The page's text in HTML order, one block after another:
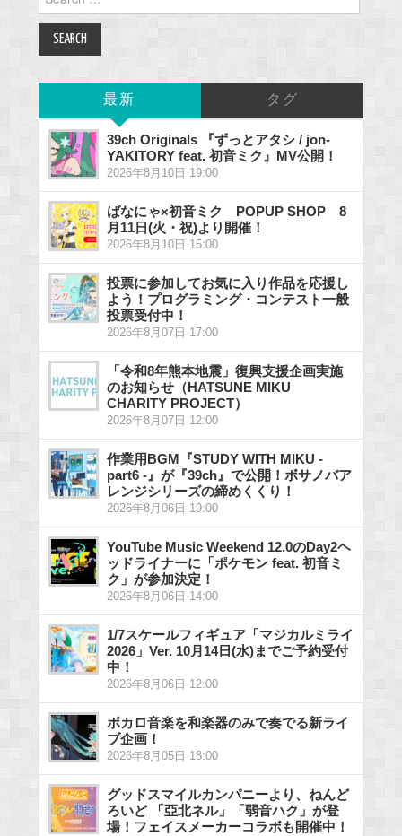
for:
最新 タグ
39ch Originals 『ずっとアタシ / jon-
YAKITORY feat. 初音ミク』MV公開！
2026年8月10日 19:00
ばなにゃ×初音ミク POPUP SHOP 8
月11日(火・祝)より開催！
2026年8月10日 15:00
投票に参加してお気に入り作品を応援し
よう！プログラミング・コンテスト一般
投票受付中！
2026年8月07日 17:00
「令和8年熊本地震」復興支援企画実施
のお知らせ（HATSUNE MIKU
CHARITY PROJECT）
2026年8月07日 12:00
作業用BGM『STUDY WITH MIKU -
part6 -』が『39ch』で公開！ボサノバア
レンジシリーズの締めくくり！
2026年8月06日 19:00
YouTube Music Weekend 12.0のDay2ヘ
ッドライナーに「ポケモン feat. 初音ミ
ク」が参加決定！
2026年8月06日 14:00
1/7スケールフィギュア「マジカルミライ
2026」Ver. 10月14日(水)までご予約受付
中！
2026年8月06日 12:00
ボカロ音楽を和楽器のみで奏でる新ライ
ブ企画！
2026年8月05日 18:00
グッドスマイルカンパニーより、ねんど
ろいど 「亞北ネル」「弱音ハク」が登
場！フェイスメーカーコラボも開催中！